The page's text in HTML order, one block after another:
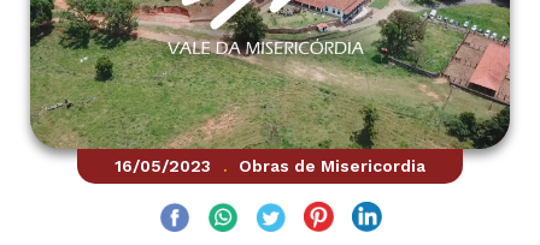
16/05/2023 . Obras de Misericordia